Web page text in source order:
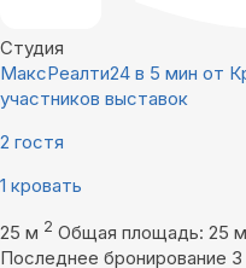
Студия
МаксРеалти24 в 5 мин от
участников выставок
2 гостя
1 кровать
25 м 2 Общая площадь: 25 м
Последнее бронирование 3